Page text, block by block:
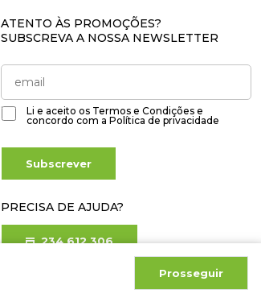
Prosseguir
ATENTO ÀS PROMOÇÕES?
SUBSCREVA A NOSSA NEWSLETTER
Li e aceito os Termos e Condições e
concordo com a Política de privacidade
Subscrever
PRECISA DE AJUDA?
234 612 306